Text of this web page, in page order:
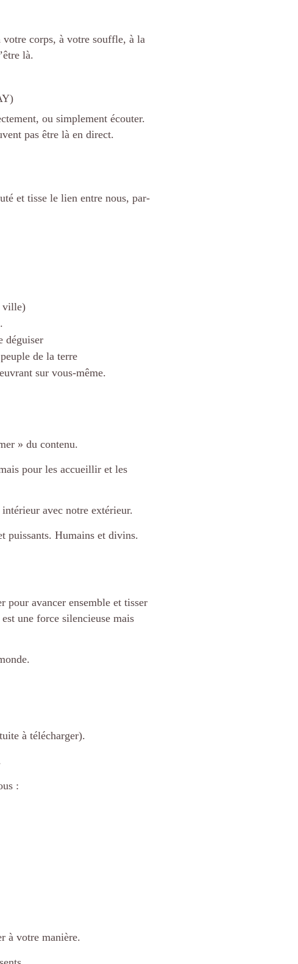
corps, à votre souffle, à la
là.
ou simplement écouter.
pas être là en direct.
et tisse le lien entre nous, par-
ville)
déguiser
de la terre
sur vous-même.
» du contenu.
pour les accueillir et les
avec notre extérieur.
puissants. Humains et divins.
pour avancer ensemble et tisser
une force silencieuse mais
à télécharger).
:
à votre manière.